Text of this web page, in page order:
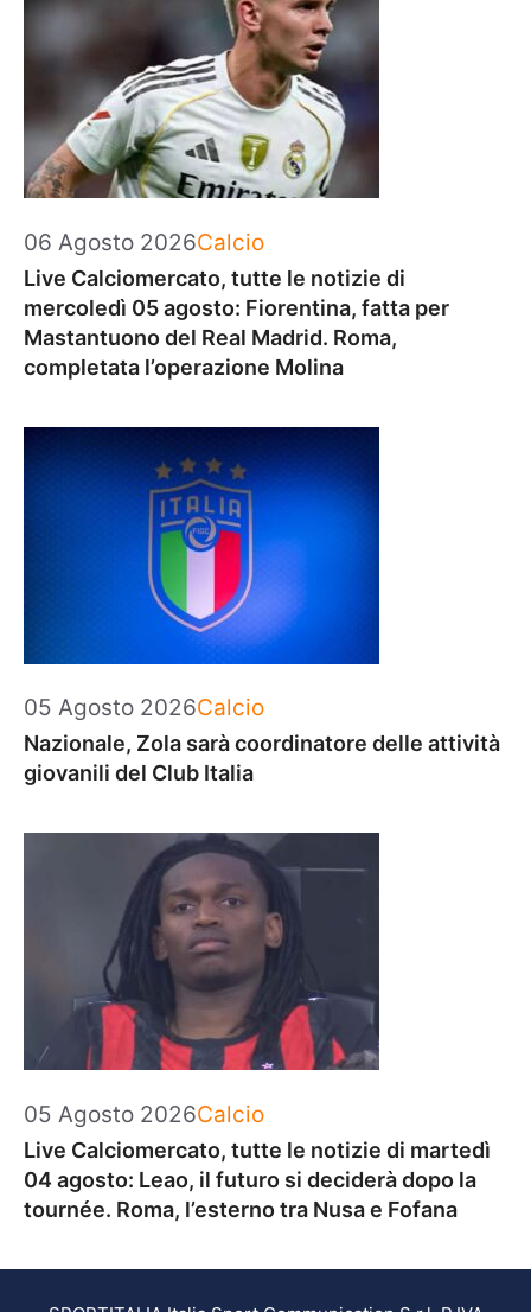
06 Agosto 2026Categorie
Calcio
Live Calciomercato, tutte le notizie di
mercoledì 05 agosto: Fiorentina, fatta per
Mastantuono del Real Madrid. Roma,
completata l’operazione Molina
05 Agosto 2026Categorie
Calcio
Nazionale, Zola sarà coordinatore delle attività
giovanili del Club Italia
05 Agosto 2026Categorie
Calcio
Live Calciomercato, tutte le notizie di martedì
04 agosto: Leao, il futuro si deciderà dopo la
tournée. Roma, l’esterno tra Nusa e Fofana